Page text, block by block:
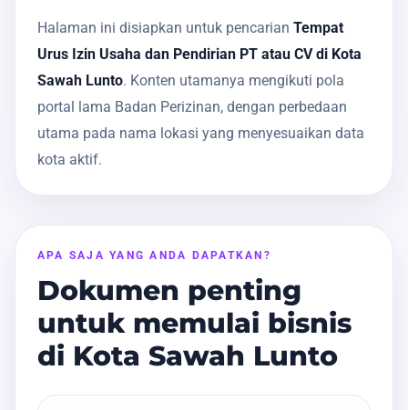
Halaman ini disiapkan untuk pencarian Tempat
Urus Izin Usaha dan Pendirian PT atau CV di Kota
Sawah Lunto. Konten utamanya mengikuti pola
portal lama Badan Perizinan, dengan perbedaan
utama pada nama lokasi yang menyesuaikan data
kota aktif.
APA SAJA YANG ANDA DAPATKAN?
Dokumen penting
untuk memulai bisnis
di Kota Sawah Lunto